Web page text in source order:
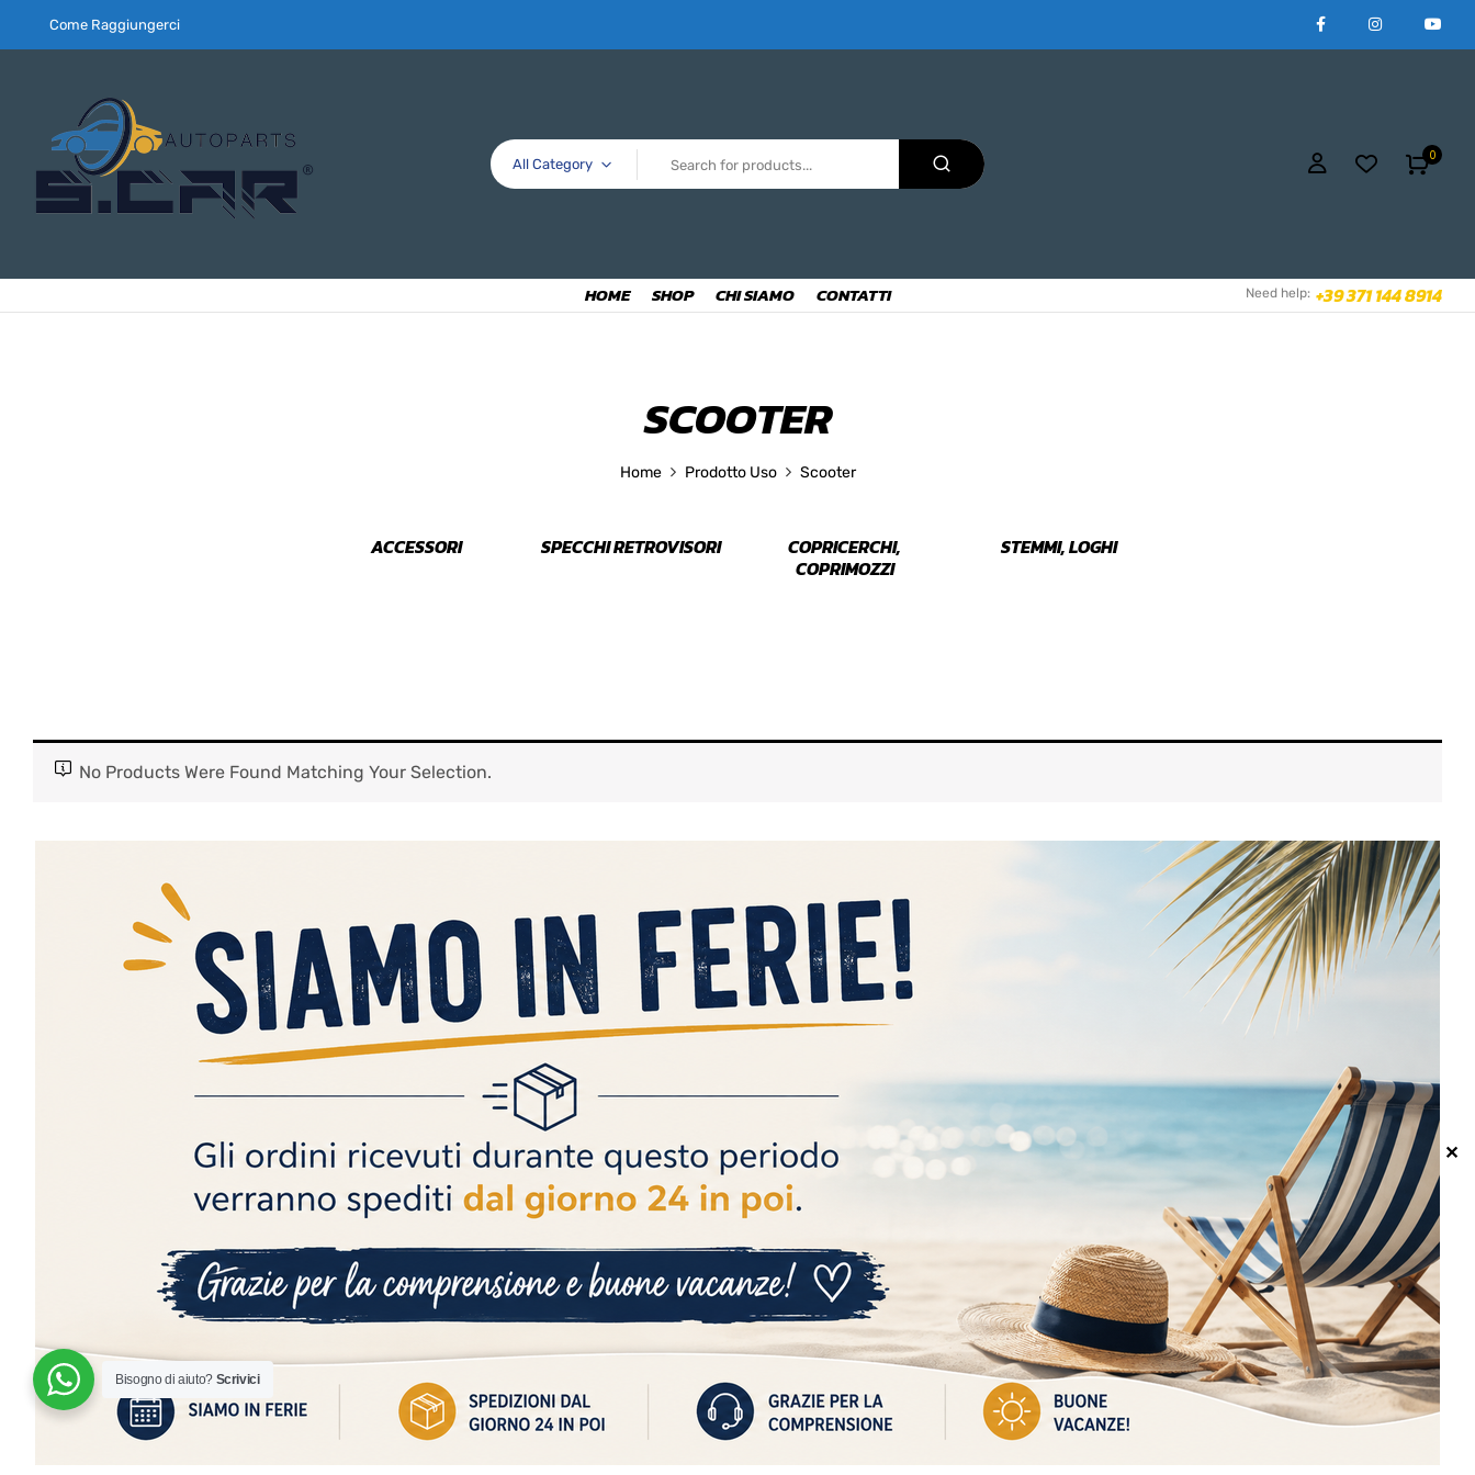
✕
Come Raggiungerci
All Category
0
HOME SHOP CHI SIAMO CONTATTI Need help: +39 371 144 8914
SCOOTER
Home Prodotto Uso Scooter
ACCESSORI SPECCHI RETROVISORI
COPRICERCHI,
COPRIMOZZI
STEMMI, LOGHI
No Products Were Found Matching Your Selection.
CONTATTI
assistenza@autoricambiscar.it
P. IVA 10171281214
corso giuseppe garibaldi n 162
© 2024 | MADE WITH ♥️ BY
Bisogno di aiuto? Scrivici